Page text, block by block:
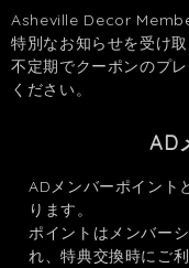
Asheville Decor
特別なお知らせを受け取
不定期でクーポンのプ
ください。
AD
ADメンバーポイント
ります。
ポイントはメンバー
れ、特典交換時にご